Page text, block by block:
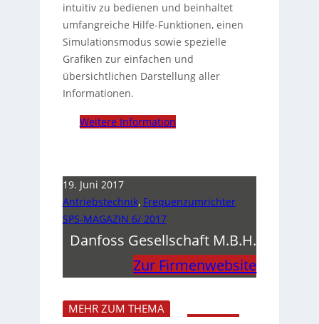
intuitiv zu bedienen und beinhaltet
umfangreiche Hilfe-Funktionen, einen
Simulationsmodus sowie spezielle
Grafiken zur einfachen und
übersichtlichen Darstellung aller
Informationen.
Weitere Information
19. Juni 2017
Antriebstechnik, Frequenzumrichter
SPS-MAGAZIN 6/ 2017
Danfoss Gesellschaft M.B.H.
Zur Firmenwebsite
MEHR ZUM THEMA